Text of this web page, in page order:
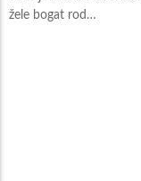
žele bogat rod…